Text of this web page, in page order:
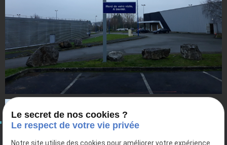
Le secret de nos cookies ?
Le respect de votre vie privée
Notre site utilise des cookies pour améliorer votre expérience